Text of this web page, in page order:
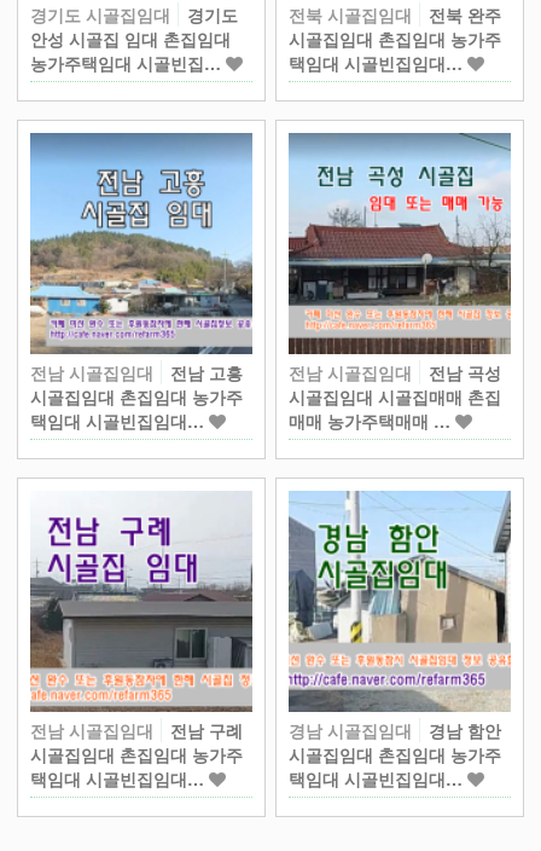
경기도 시골집임대
경기도
안성 시골집 임대 촌집임대
농가주택임대 시골빈집…
전북 시골집임대
전북 완주
시골집임대 촌집임대 농가주
택임대 시골빈집임대…
전남 시골집임대
전남 고흥
시골집임대 촌집임대 농가주
택임대 시골빈집임대…
전남 시골집임대
전남 곡성
시골집임대 시골집매매 촌집
매매 농가주택매매 …
전남 시골집임대
전남 구례
시골집임대 촌집임대 농가주
택임대 시골빈집임대…
경남 시골집임대
경남 함안
시골집임대 촌집임대 농가주
택임대 시골빈집임대…